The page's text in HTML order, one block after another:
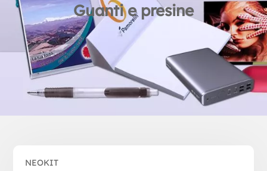
Guanti e presine
NEOKIT